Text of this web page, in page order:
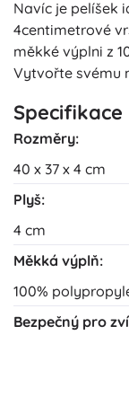
Navíc je pelíšek
4centimetrové
měkké výplni z
Vytvořte svému
Specifikace
Rozměry:
40 x 37 x 4 cm
Plyš:
4 cm
Měkká výplň:
100%
Bezpečný pro